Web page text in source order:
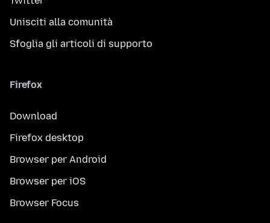
Unisciti alla comunità
Sfoglia gli articoli di supporto
Firefox
Download
Firefox desktop
Browser per Android
Browser per iOS
Browser Focus